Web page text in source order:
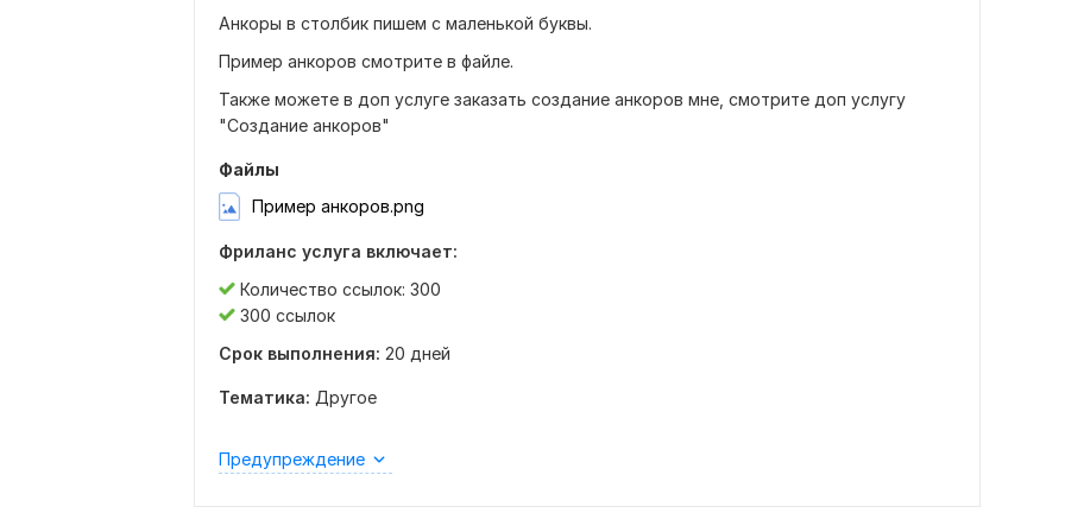
Анкоры в столбик пишем с маленькой буквы.
Пример анкоров смотрите в файле.
Также можете в доп услуге заказать создание анкоров мне, смотрите доп услугу
"Создание анкоров"
Файлы
Пример анкоров.png
Фриланс услуга включает:
Количество ссылок: 300
300 ссылок
Срок выполнения: 20 дней
Тематика: Другое
Предупреждение